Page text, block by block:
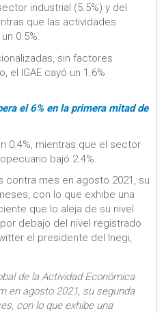
industrial (5.5%) y del
que las actividades
0.5%.
sin factores
el IGAE cayó un 1.6%
el 6% en la primera mitad de
0.4%, mientras que el sector
bajó 2.4%.
contra mes en agosto 2021, su
con lo que exhibe una
que lo aleja de su nivel
debajo del nivel registrado
el presidente del Inegi,
de la Actividad Económica
en agosto 2021, su segunda
con lo que exhibe una